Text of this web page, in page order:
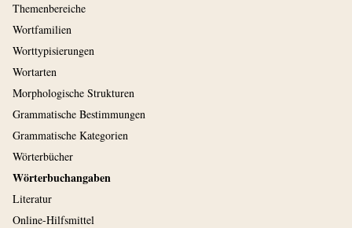
Themenbereiche
Wortfamilien
Worttypisierungen
Wortarten
Morphologische Strukturen
Grammatische Bestimmungen
Grammatische Kategorien
Wörterbücher
Wörterbuchangaben
Literatur
Online-Hilfsmittel